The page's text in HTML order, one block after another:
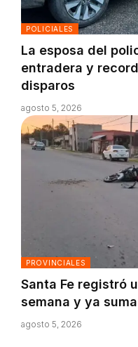
POLICIALES
La esposa del
entradera y
disparos
agosto 5, 2026
PROVINCIALES
Santa Fe registró
semana y ya
agosto 5, 2026